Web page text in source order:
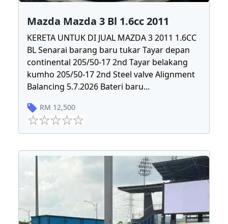
Mazda Mazda 3 Bl 1.6cc 2011
KERETA UNTUK DI JUAL MAZDA 3 2011 1.6CC
BL Senarai barang baru tukar Tayar depan
continental 205/50-17 2nd Tayar belakang
kumho 205/50-17 2nd Steel valve Alignment
Balancing 5.7.2026 Bateri baru...
RM 12,500